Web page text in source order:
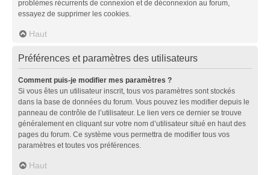
problèmes récurrents de connexion et de déconnexion au forum,
essayez de supprimer les cookies.
Haut
Préférences et paramètres des utilisateurs
Comment puis-je modifier mes paramètres ?
Si vous êtes un utilisateur inscrit, tous vos paramètres sont stockés
dans la base de données du forum. Vous pouvez les modifier depuis le
panneau de contrôle de l’utilisateur. Le lien vers ce dernier se trouve
généralement en cliquant sur votre nom d’utilisateur situé en haut des
pages du forum. Ce système vous permettra de modifier tous vos
paramètres et toutes vos préférences.
Haut